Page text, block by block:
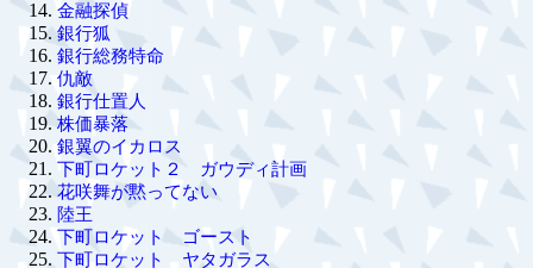
金融探偵
銀行狐
銀行総務特命
仇敵
銀行仕置人
株価暴落
銀翼のイカロス
下町ロケット２ ガウディ計画
花咲舞が黙ってない
陸王
下町ロケット ゴースト
下町ロケット ヤタガラス